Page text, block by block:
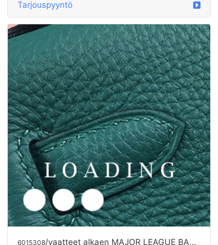
6015308/vaatteet alkaen MAJOR LEAGUE BASEBALL
Tarjouspyyntö